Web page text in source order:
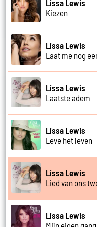
Lissa Lewis
Kiezen
Lissa Lewis
Laat me nog
Lissa Lewis
Laatste adem
Lissa Lewis
Leve het leven
Lissa Lewis
Lied van ons
Lissa Lewis